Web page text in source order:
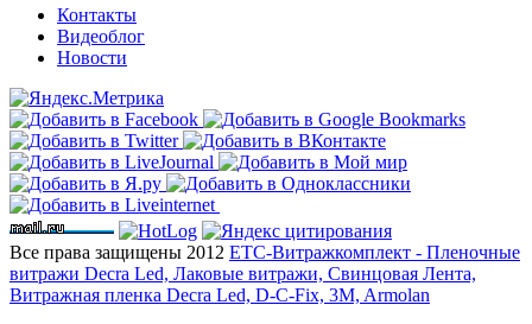
Контакты
Видеоблог
Новости
Все права защищены 2012 ЕТС-Витражкомплект - Пленочные
витражи Decra Led, Лаковые витражи, Свинцовая Лента,
Витражная пленка Decra Led, D-C-Fix, 3M, Armolan